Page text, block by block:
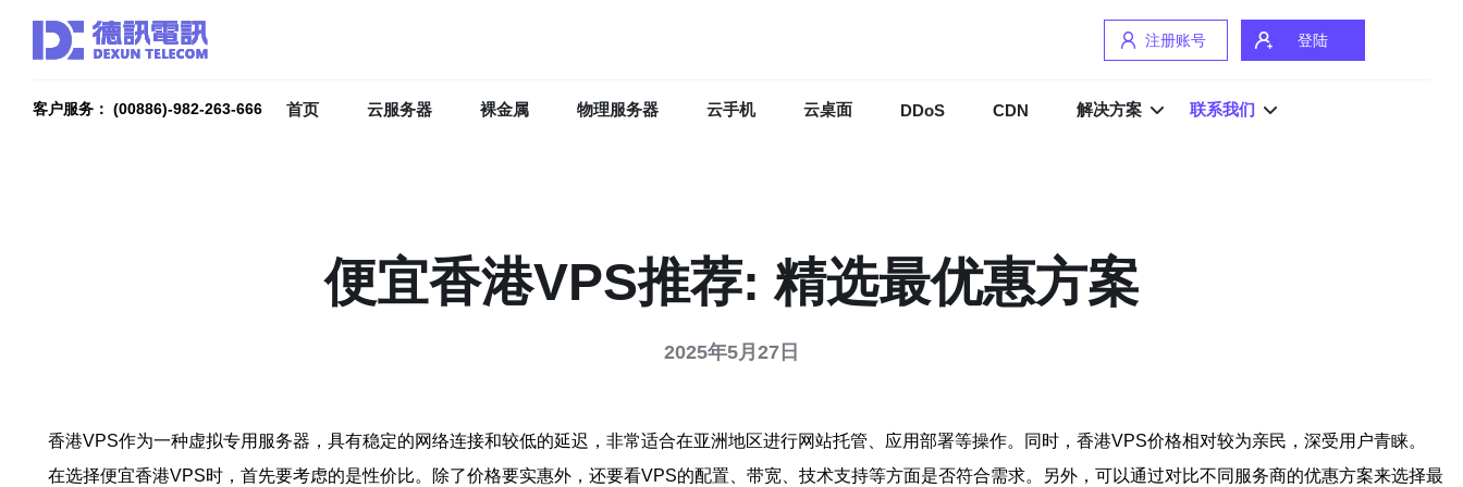
注册账号 登陆
客户服务： (00886)-982-263-666 首页 云服务器 裸金属 物理服务器 云手机 云桌面 DDoS CDN 解决方案 联系我们
便宜香港VPS推荐: 精选最优惠方案
2025年5月27日
香港VPS作为一种虚拟专用服务器，具有稳定的网络连接和较低的延迟，非常适合在亚洲地区进行网站托管、应用部署等操作。同时，香港VPS价格相对较为亲民，深受用户青睐。
在选择便宜香港VPS时，首先要考虑的是性价比。除了价格要实惠外，还要看VPS的配置、带宽、技术支持等方面是否符合需求。另外，可以通过对比不同服务商的优惠方案来选择最